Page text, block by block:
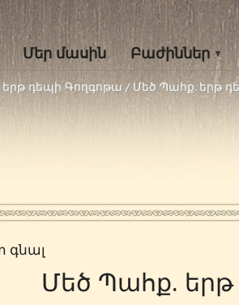
Մեր մասին Բաժիններ
դեպի Գողգոթա / Մեծ Պահք. երթ
գնալ
Մեծ Պահք.